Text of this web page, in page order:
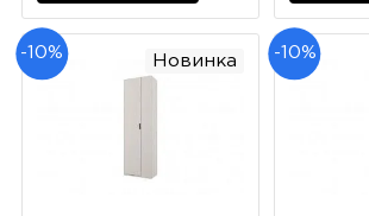
-10% Новинка -10%